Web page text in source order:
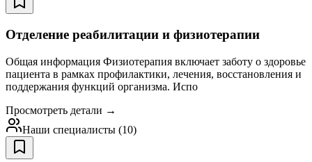
Отделение реабилитации и физиотерапии
Общая информация Физиотерапия включает заботу о здоровье
пациента в рамках профилактики, лечения, восстановления и
поддержания функций организма. Испо
Просмотреть детали →
Наши специалисты (10)